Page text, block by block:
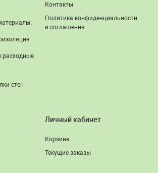
расходные
стен
Контакты
Политика конфиденциальности
и соглашения
Личный кабинет
Корзина
Текущие заказы